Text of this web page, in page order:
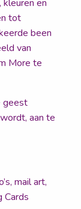
en
tot
been
van
More te
geest
aan te
mail art,
Cards